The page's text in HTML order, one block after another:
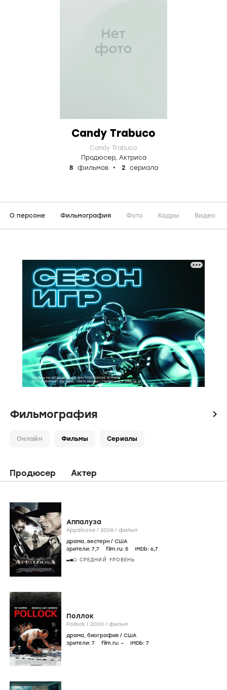
Candy Trabuco
Candy Trabuco
Продюсер, Актриса
8
фильмов 2 сериала
О персоне Фильмография Фото Кадры Видео
Фильмография icon
Онлайн Фильмы Сериалы
Продюсер Актер
Аппалуза
Appaloosa / 2008 / фильм
драма, вестерн / США
зрители: 7,7 film.ru: 5 IMDb: 6,7
СРЕДНИЙ УРОВЕНЬ
Поллок
Pollock / 2000 / фильм
драма, биография / США
зрители: 7 film.ru: – IMDb: 7